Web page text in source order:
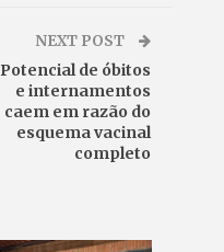
NEXT POST
Potencial de óbitos
e internamentos
caem em razão do
esquema vacinal
completo